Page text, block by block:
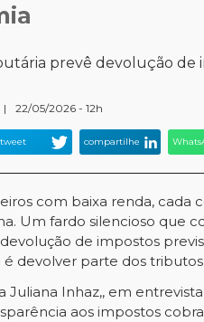
prevê devolução de
| 22/05/2026 - 12h
tweet compartilhe
com baixa renda,
Um fardo silencioso que
devolução de impostos
é devolver parte dos
Juliana Inhaz,, em
aos impostos